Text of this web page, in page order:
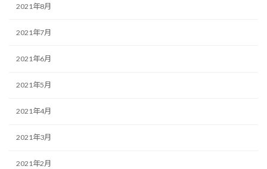
2021年8月
2021年7月
2021年6月
2021年5月
2021年4月
2021年3月
2021年2月